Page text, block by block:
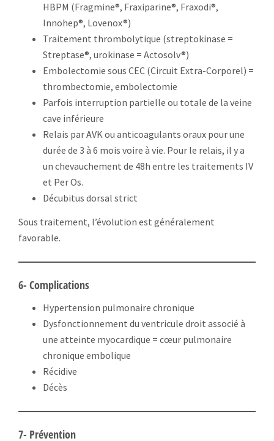
HBPM (Fragmine®, Fraxiparine®, Fraxodi®,
Innohep®, Lovenox®)
Traitement thrombolytique (streptokinase =
Streptase®, urokinase = Actosolv®)
Embolectomie sous CEC (Circuit Extra-Corporel) =
thrombectomie, embolectomie
Parfois interruption partielle ou totale de la veine
cave inférieure
Relais par AVK ou anticoagulants oraux pour une
durée de 3 à 6 mois voire à vie. Pour le relais, il y a
un chevauchement de 48h entre les traitements IV
et Per Os.
Décubitus dorsal strict
Sous traitement, l’évolution est généralement
favorable.
6- Complications
Hypertension pulmonaire chronique
Dysfonctionnement du ventricule droit associé à
une atteinte myocardique = cœur pulmonaire
chronique embolique
Récidive
Décès
7- Prévention